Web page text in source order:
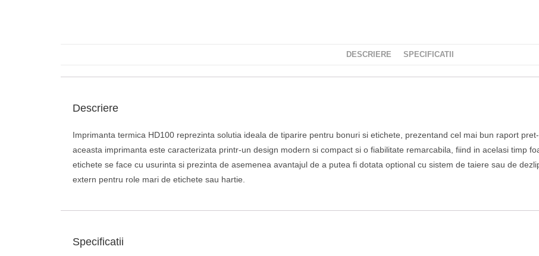
DESCRIERE SPECIFICATII
Descriere
Imprimanta termica HD100 reprezinta solutia ideala de tiparire pentru bonuri si etichete, prezentand cel mai bun raport
aceasta imprimanta este caracterizata printr-un design modern si compact si o fiabilitate remarcabila, fiind in acelasi timp
etichete se face cu usurinta si prezinta de asemenea avantajul de a putea fi dotata optional cu sistem de taiere sau de
extern pentru role mari de etichete sau hartie.
Specificatii